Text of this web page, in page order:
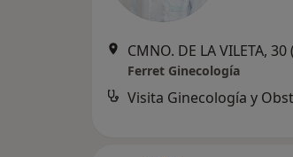
Ferret Ginecología
Visita Ginecología y